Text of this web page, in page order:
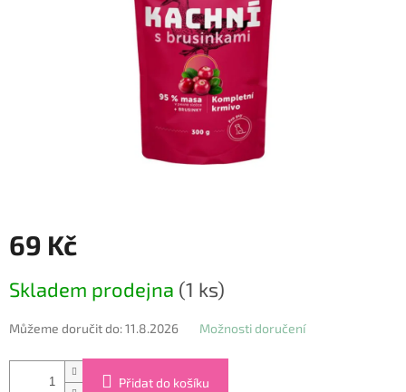
69 Kč
cena:
Skladem prodejna (1 ks)
Můžeme doručit do:11.8.2026 Možnosti doručení
Přidat do košíku